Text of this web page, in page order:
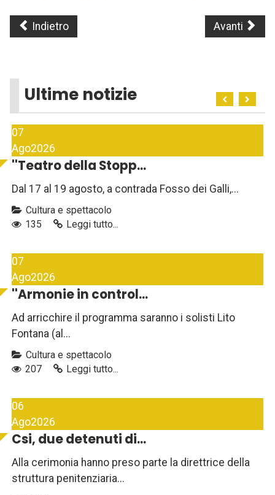
Indietro Avanti
Ultime notizie
07
Ago2026
''Teatro della Stopp...
Dal 17 al 19 agosto, a contrada Fosso dei Galli,...
Cultura e spettacolo
135
Leggi tutto...
07
Ago2026
''Armonie in control...
Ad arricchire il programma saranno i solisti Lito
Fontana (al...
Cultura e spettacolo
207
Leggi tutto...
06
Ago2026
Csi, due detenuti di...
Alla cerimonia hanno preso parte la direttrice della
struttura penitenziaria...